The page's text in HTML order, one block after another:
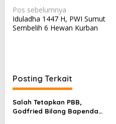
N
a
a
s
i
Pos sebelumnya
Iduladha 1447 H, PWI Sumut
Sembelih 6 Hewan Kurban
Posting Terkait
Salah Tetapkan PBB,
Godfried Bilang Bapenda